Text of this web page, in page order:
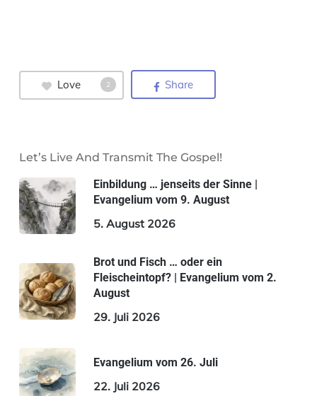
Love 2 Share
Let’s Live And Transmit The Gospel!
Einbildung … jenseits der Sinne |
Evangelium vom 9. August
5. August 2026
Brot und Fisch … oder ein
Fleischeintopf? | Evangelium vom 2.
August
29. Juli 2026
Evangelium vom 26. Juli
22. Juli 2026